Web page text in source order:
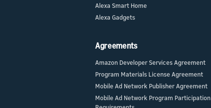
Alexa Smart Home
Alexa Gadgets
Agreements
Amazon Developer Services Agreement
Program Materials License Agreement
Mobile Ad Network Publisher Agreement
Mobile Ad Network Program Participation